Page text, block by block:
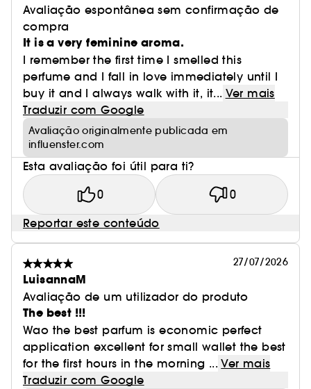
Avaliação espontânea sem confirmação de
compra
It is a very feminine aroma.
I remember the first time I smelled this
perfume and I fall in love immediately until I
buy it and I always walk with it, it... Ver mais
Traduzir com Google
Avaliação originalmente publicada em
influenster.com
Esta avaliação foi útil para ti?
0 0
Reportar este conteúdo
27/07/2026
LuisannaM
Avaliação de um utilizador do produto
The best !!!
Wao the best parfum is economic perfect
application excellent for small wallet the best
for the first hours in the morning ... Ver mais
Traduzir com Google